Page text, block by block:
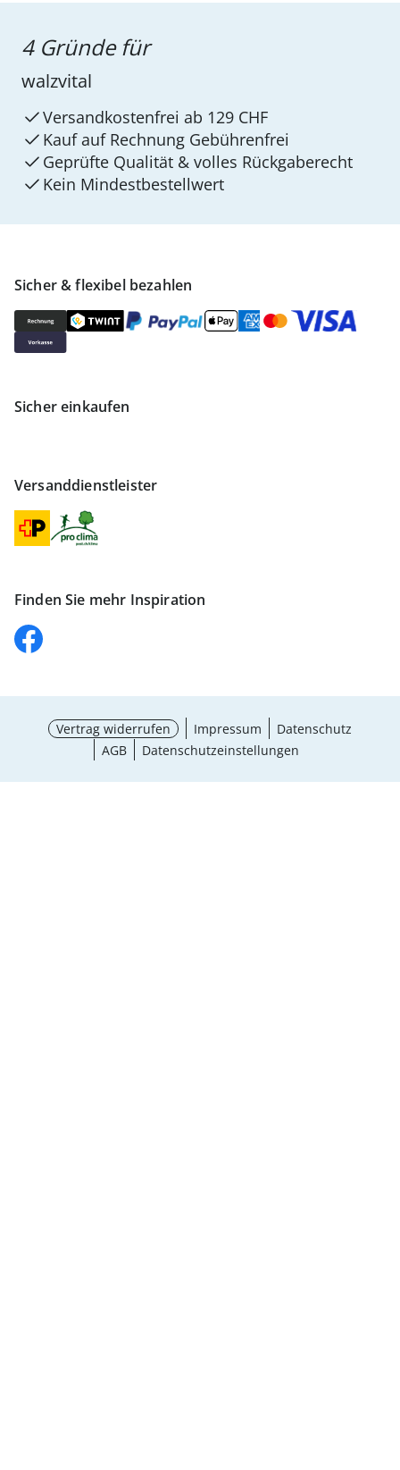
Sicher & flexibel bezahlen
Sicher einkaufen
Versanddienstleister
Finden Sie mehr Inspiration
4 Gründe für
walzvital
Versandkostenfrei ab 129 CHF
Kauf auf Rechnung Gebührenfrei
Geprüfte Qualität & volles Rückgaberecht
Kein Mindest­bestellwert
Vertrag widerrufen Impressum
Datenschutz
AGB
Datenschutzeinstellungen